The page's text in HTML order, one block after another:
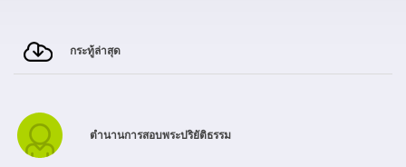
กระทู้ล่าสุด
ตำนานการสอบพระปริยัติธรรม